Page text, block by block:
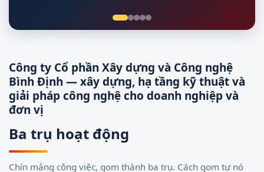
Công ty Cổ phần Xây dựng và Công nghệ
Bình Định — xây dựng, hạ tầng kỹ thuật và
giải pháp công nghệ cho doanh nghiệp và
đơn vị
Ba trụ hoạt động
Chín mảng công việc, gom thành ba trụ. Cách gom tự nó